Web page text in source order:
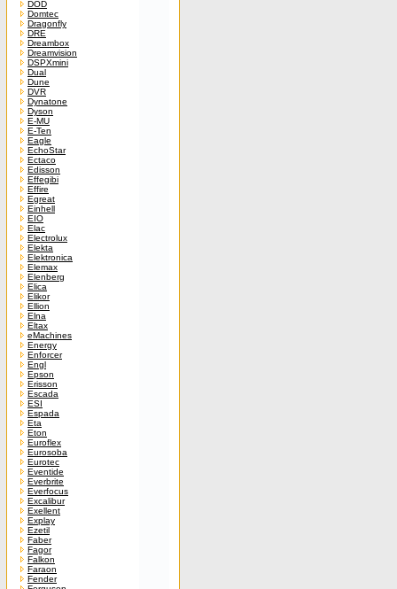
DOD
Domtec
Dragonfly
DRE
Dreambox
Dreamvision
DSPXmini
Dual
Dune
DVR
Dynatone
Dyson
E-MU
E-Ten
Eagle
EchoStar
Ectaco
Edisson
Effegibi
Effire
Egreat
Einhell
EIO
Elac
Electrolux
Elekta
Elektronica
Elemax
Elenberg
Elica
Elikor
Ellion
Elna
Eltax
eMachines
Energy
Enforcer
Engl
Epson
Erisson
Escada
ESI
Espada
Eta
Eton
Euroflex
Eurosoba
Eurotec
Eventide
Everbrite
Everfocus
Excalibur
Exellent
Explay
Ezetil
Faber
Fagor
Falkon
Faraon
Fender